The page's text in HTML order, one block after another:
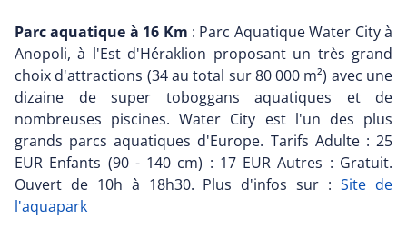
Parc aquatique à 16 Km : Parc Aquatique Water City à
Anopoli, à l'Est d'Héraklion proposant un très grand
choix d'attractions (34 au total sur 80 000 m²) avec une
dizaine de super toboggans aquatiques et de
nombreuses piscines. Water City est l'un des plus
grands parcs aquatiques d'Europe. Tarifs Adulte : 25
EUR Enfants (90 - 140 cm) : 17 EUR Autres : Gratuit.
Ouvert de 10h à 18h30. Plus d'infos sur :Site de
l'aquapark